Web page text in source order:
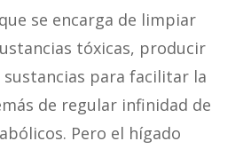
se encarga de limpiar
tóxicas, producir
para facilitar la
de regular infinidad de
Pero el hígado